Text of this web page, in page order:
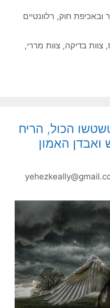
ובאכיפת חוק, רלוונטיים
,צוות בדיקה,צוות מררי,
הכול, הריח
האמון